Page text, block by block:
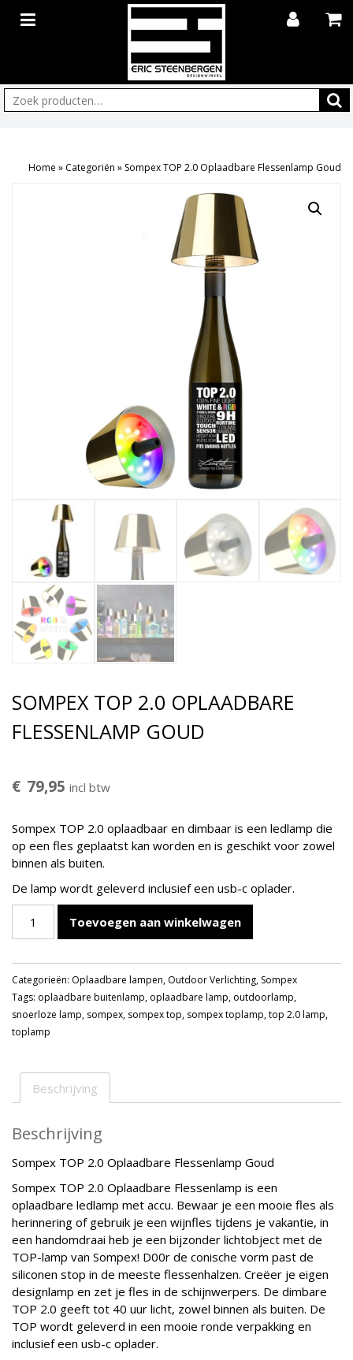
Zoeken:
Home » Categoriën » Sompex TOP 2.0 Oplaadbare Flessenlamp Goud
SOMPEX TOP 2.0 OPLAADBARE
FLESSENLAMP GOUD
€ 79,95 incl btw
Sompex TOP 2.0 oplaadbaar en dimbaar is een ledlamp die
op een fles geplaatst kan worden en is geschikt voor zowel
binnen als buiten.
De lamp wordt geleverd inclusief een usb-c oplader.
TOP
Oplaadbare
Flessenlamp
Goud
aantal
Toevoegen aan winkelwagen
Categorieën: Oplaadbare lampen, Outdoor Verlichting, Sompex
Tags: oplaadbare buitenlamp, oplaadbare lamp, outdoorlamp,
snoerloze lamp, sompex, sompex top, sompex toplamp,top 2.0 lamp,
toplamp
Beschrijving
Beschrijving
Sompex TOP 2.0 Oplaadbare Flessenlamp Goud
Sompex TOP 2.0 Oplaadbare Flessenlamp is een
oplaadbare ledlamp met accu. Bewaar je een mooie fles als
herinnering of gebruik je een wijnfles tijdens je vakantie, in
een handomdraai heb je een bijzonder lichtobject met de
TOP-lamp van Sompex! D00r de conische vorm past de
siliconen stop in de meeste flessenhalzen. Creëer je eigen
designlamp en zet je fles in de schijnwerpers. De dimbare
TOP 2.0 geeft tot 40 uur licht, zowel binnen als buiten. De
TOP wordt geleverd in een mooie ronde verpakking en
inclusief een usb-c oplader.